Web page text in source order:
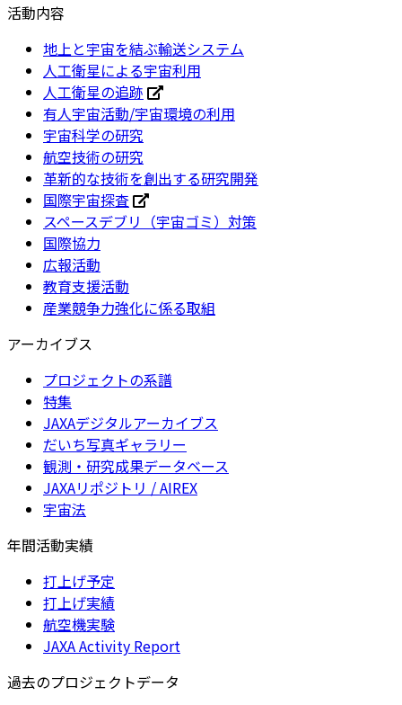
活動内容
地上と宇宙を結ぶ輸送システム
人工衛星による宇宙利用
人工衛星の追跡
有人宇宙活動/宇宙環境の利用
宇宙科学の研究
航空技術の研究
革新的な技術を創出する研究開発
国際宇宙探査
スペースデブリ（宇宙ゴミ）対策
国際協力
広報活動
教育支援活動
産業競争力強化に係る取組
アーカイブス
プロジェクトの系譜
特集
JAXAデジタルアーカイブス
だいち写真ギャラリー
観測・研究成果データベース
JAXAリポジトリ / AIREX
宇宙法
年間活動実績
打上げ予定
打上げ実績
航空機実験
JAXA Activity Report
過去のプロジェクトデータ